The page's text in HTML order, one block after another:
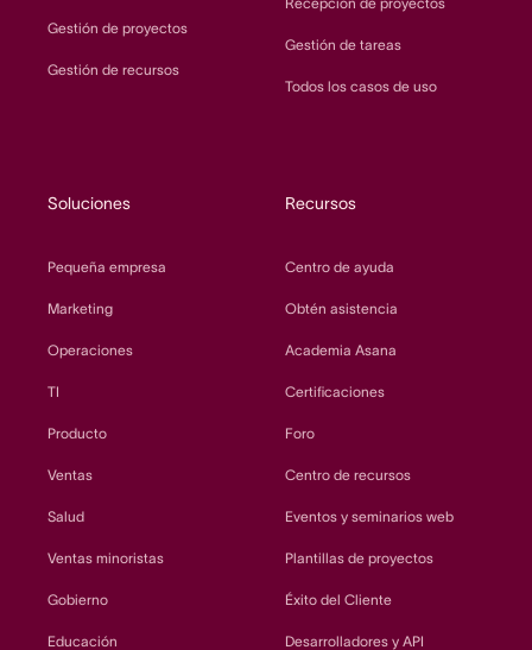
Gestión de proyectos
Gestión de recursos
Gestión de tareas
Todos los casos de uso
Soluciones
Pequeña empresa
Marketing
Operaciones
TI
Producto
Ventas
Salud
Ventas minoristas
Gobierno
Educación
Recursos
Centro de ayuda
Obtén asistencia
Academia Asana
Certificaciones
Foro
Centro de recursos
Eventos y seminarios web
Plantillas de proyectos
Éxito del Cliente
Desarrolladores y API